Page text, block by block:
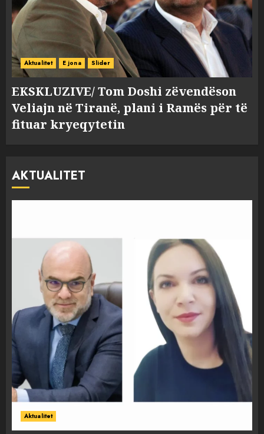
Aktualitet E jona Slider
EKSKLUZIVE/ Tom Doshi zëvendëson
Veliajn në Tiranë, plani i Ramës për të
fituar kryeqytetin
AKTUALITET
Aktualitet